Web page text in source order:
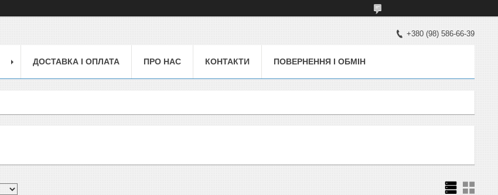
+380 (98) 586-66-39
ДОСТАВКА І ОПЛАТА ПРО НАС КОНТАКТИ ПОВЕРНЕННЯ І ОБМІН